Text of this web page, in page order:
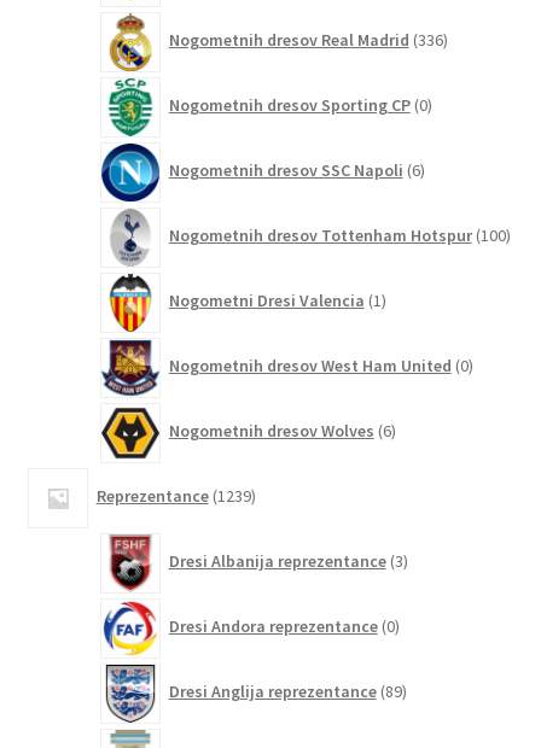
Nogometnih dresov Real Madrid 336izdelkov
Nogometnih dresov Sporting CP 0izdelkov
Nogometnih dresov SSC Napoli 6izdelkov
Nogometnih dresov Tottenham Hotspur 100
Nogometni Dresi Valencia 1izdelek
Nogometnih dresov West Ham United 0izdelkov
Nogometnih dresov Wolves 6izdelkov
Reprezentance 1239izdelkov
Dresi Albanija reprezentance 3izdelki
Dresi Andora reprezentance 0izdelkov
Dresi Anglija reprezentance 89izdelkov